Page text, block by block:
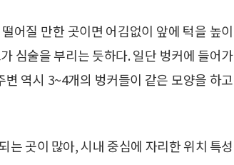
어질 만한 곳이면 어김없이 앞에 턱을 높이
심술을 부리는 듯하다. 일단 벙커에 들어가
역시 3~4개의 벙커들이 같은 모양을 하고
는 곳이 많아, 시내 중심에 자리한 위치 특성